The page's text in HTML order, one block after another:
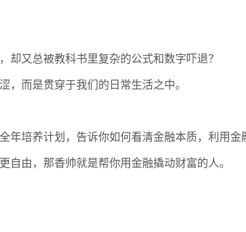
却又总被教科书里复杂的公式和数字吓退？
，而是贯穿于我们的日常生活之中。
年培养计划，告诉你如何看清金融本质，利用金
自由，那香帅就是帮你用金融撬动财富的人。